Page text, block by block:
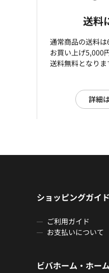
送料
通常商品の送料は
お買い上げ5,000
送料無料となりま
詳細
ショッピングガイド
ご利用ガイド
お支払いについて
ビバホーム・ホー